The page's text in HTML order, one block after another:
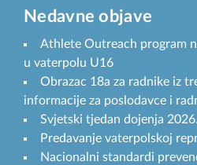
Nedavne objave
Athlete Outreach program
u vaterpolu U16
Obrazac 18a za radnike iz
informacije za poslodavce i
Svjetski tjedan dojenja 2026.
Predavanje vaterpolskoj
Nacionalni standardi